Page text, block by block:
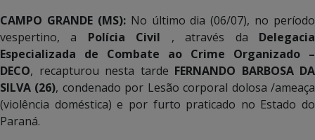
CAMPO GRANDE (MS):No último dia (06/07), no período
vespertino, a Polícia Civil , através da Delegacia
Especializada de Combate ao Crime Organizado –
DECO, recapturou nesta tarde FERNANDO BARBOSA DA
SILVA (26), condenado por Lesão corporal dolosa /ameaça
(violência doméstica) e por furto praticado no Estado do
Paraná.